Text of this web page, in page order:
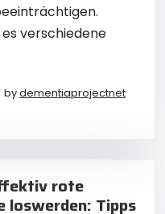
verschiedene
bydementiaprojectnet
rote
loswerden: Tipps